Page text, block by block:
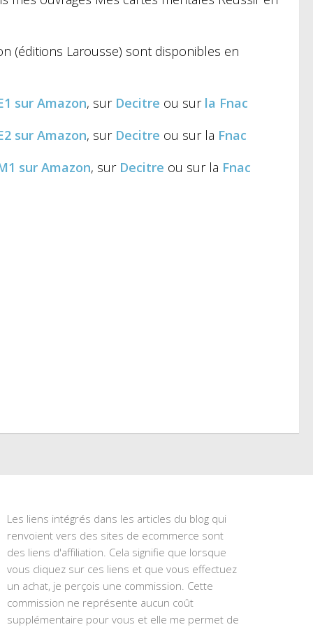
(éditions Larousse) sont disponibles en
sur Amazon, sur Decitre ou sur la Fnac
sur Amazon, sur Decitre ou sur la Fnac
sur Amazon, sur Decitre ou sur la Fnac
Les liens intégrés dans les articles du blog qui
renvoient vers des sites de ecommerce sont
des liens d'affiliation. Cela signifie que lorsque
vous cliquez sur ces liens et que vous effectuez
un achat, je perçois une commission. Cette
commission ne représente aucun coût
supplémentaire pour vous et elle me permet de